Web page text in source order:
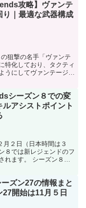
攻略】ヴァンテ
り｜最適な武器構成
狙撃の名手「ヴァンテ
特化しており、タクティ
うにしてヴァンテージを
シーズン８での変
ルアシストポイント
２日（日本時間は３
８では新レジェンドのフ
れます。 シーズン８で
ーズン27の情報まと
開始は11月５日